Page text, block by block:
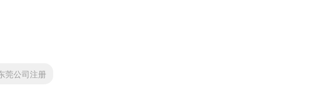
莞公司注册